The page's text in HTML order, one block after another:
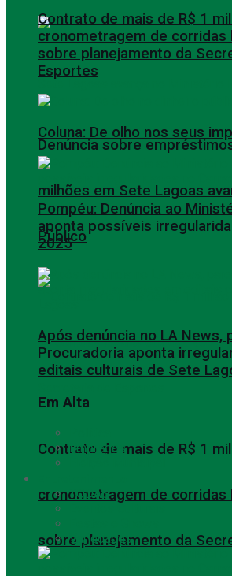
Denúncia sobre
milhões em Sete Lagoas
Público
Contrato de mais de R$ 1
cronometragem de corridas
sobre planejamento da
Contrato de mais de R$ 1
cronometragem de corridas
sobre planejamento da
Esportes
Coluna: De olho nos seus
Pompéu: Denúncia ao
aponta possíveis
2025
Após denúncia no LA News,
Procuradoria aponta
editais culturais de Sete
Em Alta
Empregos
TODAS
Variedades